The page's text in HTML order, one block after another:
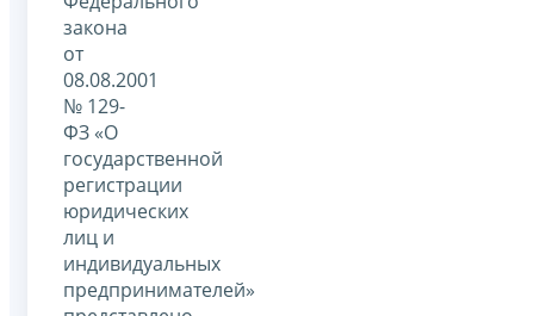
закона
от
08.08.2001
№ 129-
ФЗ «О
государственной
регистрации
юридических
лиц и
индивидуальных
предпринимателей»